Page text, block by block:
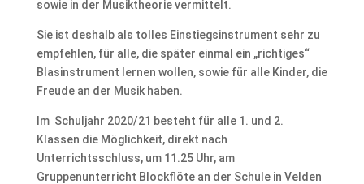
sowie in der Musiktheorie vermittelt.
Sie ist deshalb als tolles Einstiegsinstrument sehr zu
empfehlen, für alle, die später einmal ein „richtiges“
Blasinstrument lernen wollen, sowie für alle Kinder, die
Freude an der Musik haben.
Im Schuljahr 2020/21 besteht für alle 1. und 2.
Klassen die Möglichkeit, direkt nach
Unterrichtsschluss, um 11.25 Uhr, am
Gruppenunterricht Blockflöte an der Schule in Velden